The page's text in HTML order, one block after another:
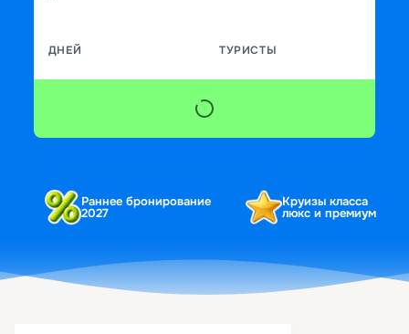
ДНЕЙ ТУРИСТЫ
Раннее бронирование
2027
Круизы класса
люкс и премиум